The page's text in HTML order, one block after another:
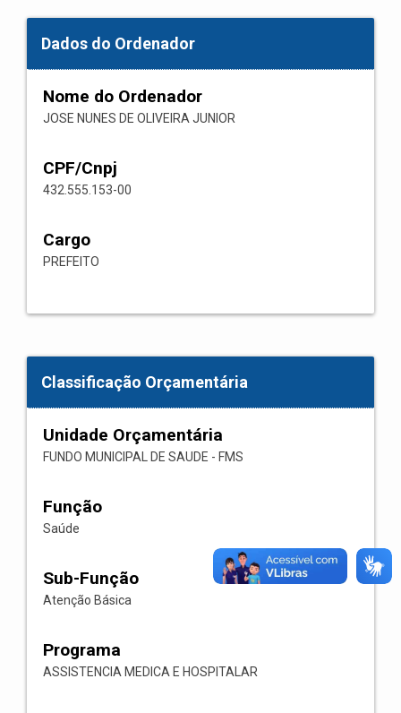
Dados do Ordenador
Nome do Ordenador
JOSE NUNES DE OLIVEIRA JUNIOR
CPF/Cnpj
432.555.153-00
Cargo
PREFEITO
Classificação Orçamentária
Unidade Orçamentária
FUNDO MUNICIPAL DE SAUDE - FMS
Função
Saúde
Sub-Função
Atenção Básica
Programa
ASSISTENCIA MEDICA E HOSPITALAR